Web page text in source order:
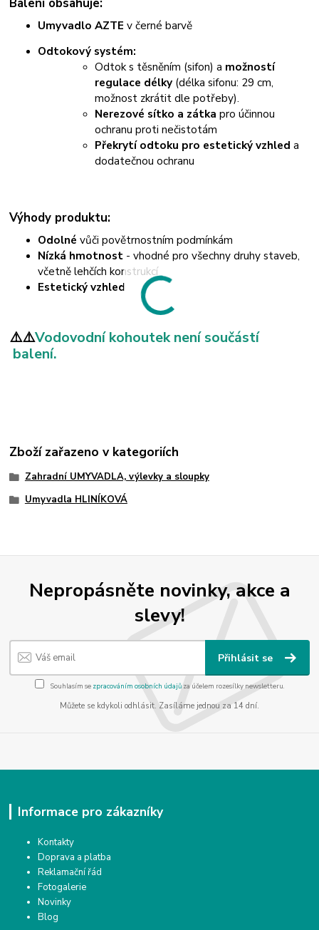
Balení obsahuje:
Umyvadlo AZTE v černé barvě
Odtokový systém:
Odtok s těsněním (sifon) a možností
regulace délky (délka sifonu: 29 cm,
možnost zkrátit dle potřeby).
Nerezové sítko a zátkapro účinnou
ochranu proti nečistotám
Překrytí odtoku pro estetický vzhled a
dodatečnou ochranu
Výhody produktu:
Odolné vůči povětrnostním podmínkám
Nízká hmotnost - vhodné pro všechny druhy staveb,
včetně lehčích konstrukcí
Estetický vzhled
⚠️⚠️Vodovodní kohoutek není součástí
balení.
Zboží zařazeno v kategoriích
Zahradní UMYVADLA, výlevky a sloupky
Umyvadla HLINÍKOVÁ
Nepropásněte novinky, akce a
slevy!
Přihlásit se
Souhlasím se zpracováním osobních údajůza účelem rozesílky newsletteru.
Můžete se kdykoli odhlásit. Zasíláme jednou za 14 dní.
Informace pro zákazníky
Kontakty
Doprava a platba
Reklamační řád
Fotogalerie
Novinky
Blog